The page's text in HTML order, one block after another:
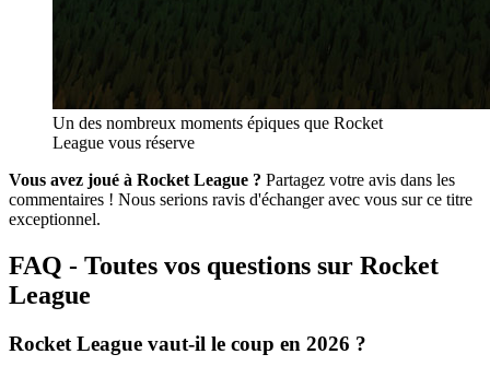
Un des nombreux moments épiques que Rocket
League vous réserve
Vous avez joué à Rocket League ? Partagez votre avis dans les
commentaires ! Nous serions ravis d'échanger avec vous sur ce titre
exceptionnel.
FAQ - Toutes vos questions sur Rocket
League
Rocket League vaut-il le coup en 2026 ?